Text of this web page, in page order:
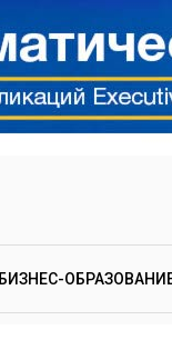
БИЗНЕС-